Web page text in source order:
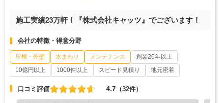
施工実績23万軒！『株式会社キャッツ』でございます！
会社の特徴・得意分野
屋根・外壁 水まわり メンテナンス
創業20年以上
10億円以上
1000件以上 スピード見積り 地元密着
口コミ評価 4.7 （32件）